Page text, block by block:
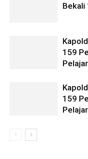
Bekali
159
Pelajar
159
Pelajar